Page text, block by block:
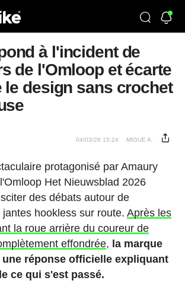
à l'incident de
de l'Omloop et écarte
le design sans crochet
04/03/26 15:24 MIGUE A.
protagonisé par Amaury
Het Nieuwsblad 2026
des débats autour de
jantes hookless sur route. Après les
la roue arrière du coureur de
effondrée, la marque
une réponse officielle expliquant
ce qui s'est passé.